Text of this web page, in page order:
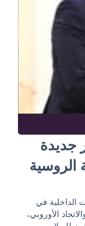
جديدة
الروسية
الداخلية في
الأوروبي،